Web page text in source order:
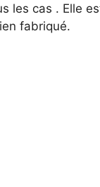
les cas . Elle
fabriqué.